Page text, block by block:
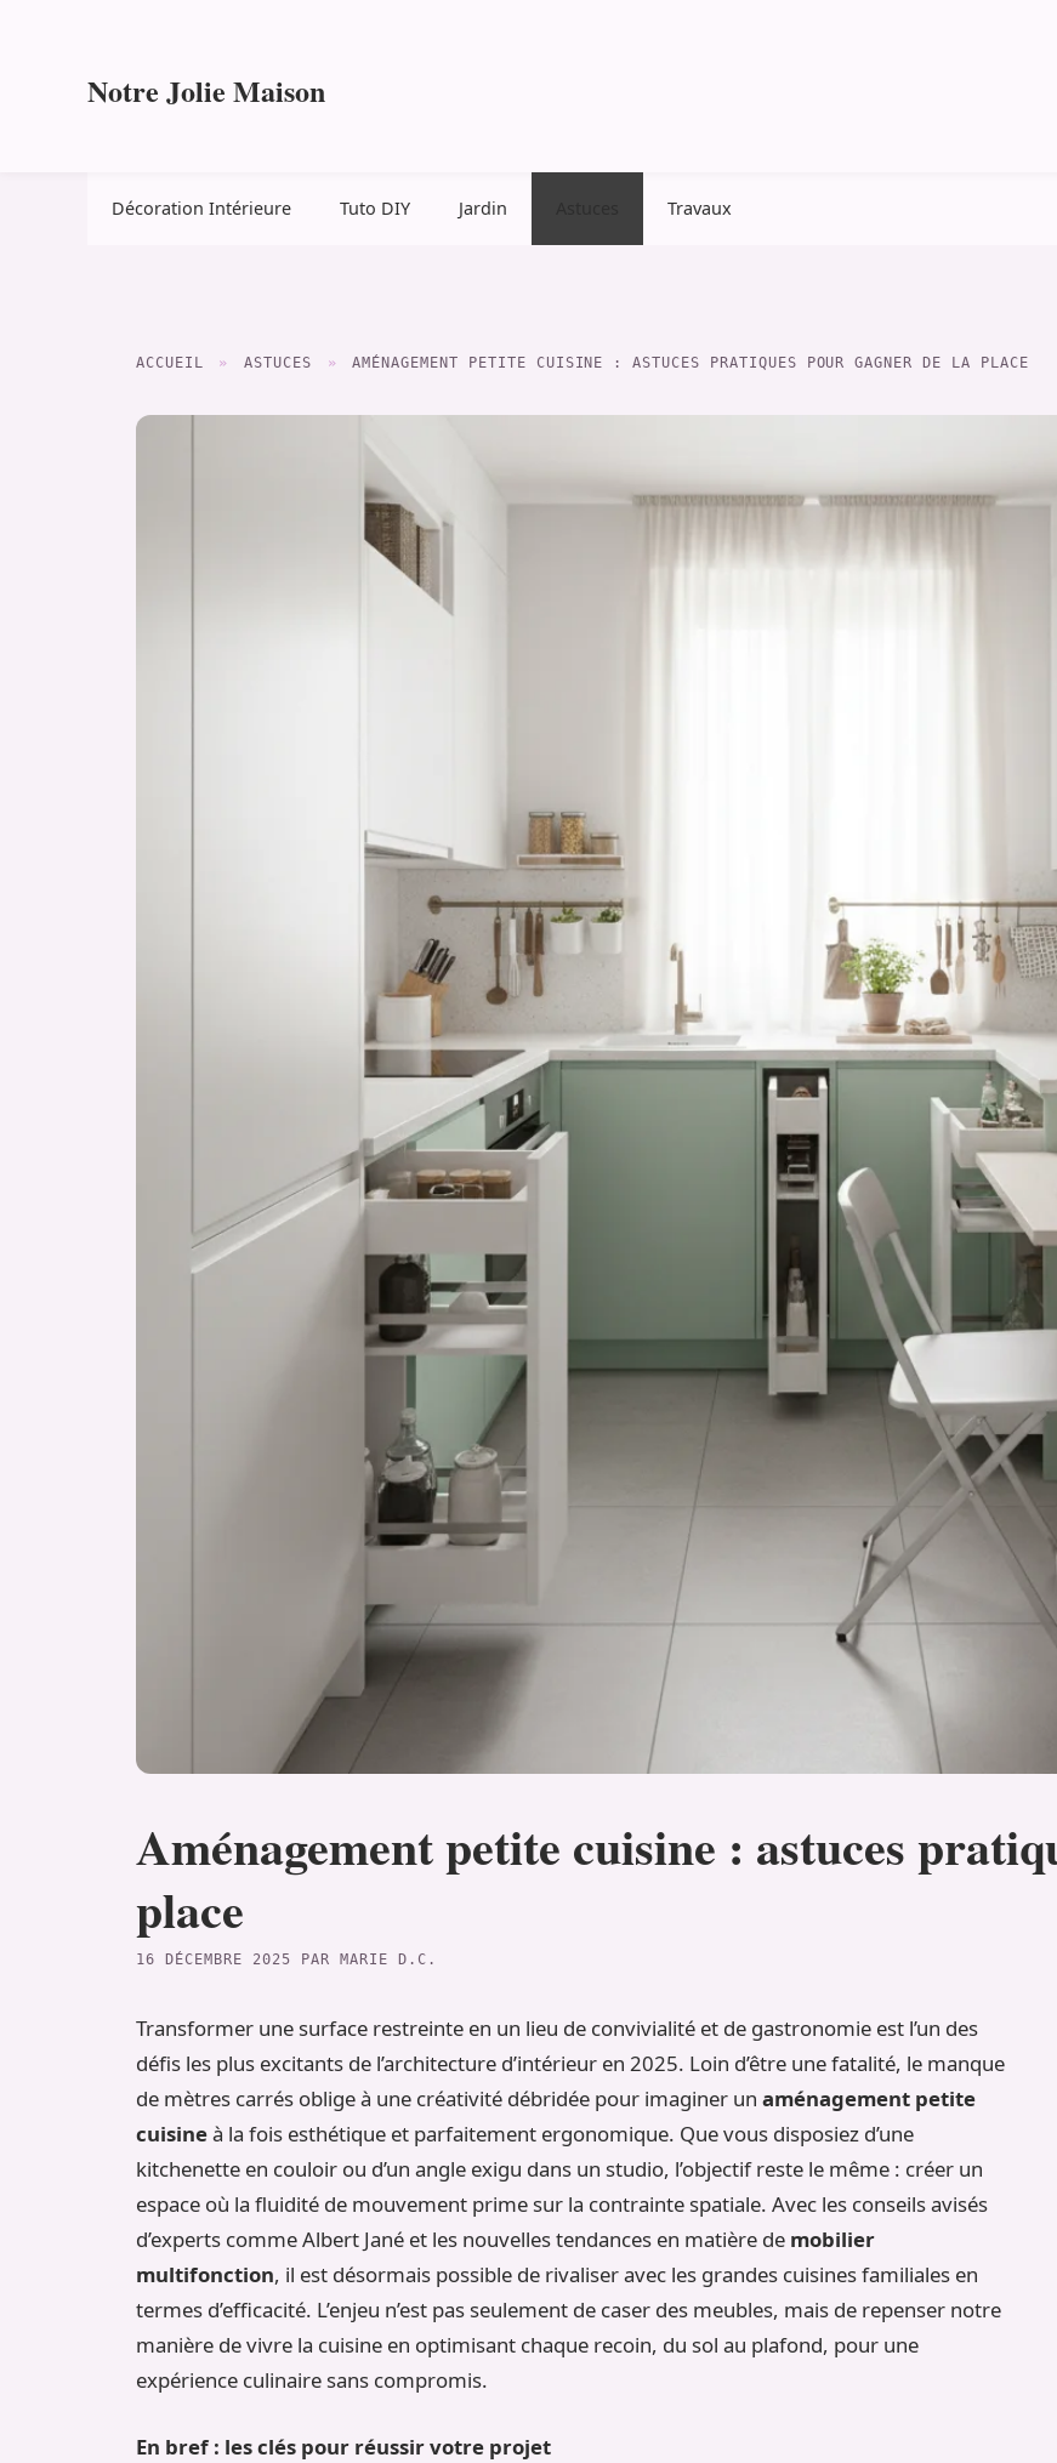
Notre Jolie Maison
Décoration Intérieure Tuto DIY Jardin Travaux
ACCUEIL » ASTUCES » AMÉNAGEMENT PETITE CUISINE : ASTUCES PRATIQUES POUR GAGNER DE LA PLACE
Aménagement petite cuisine : astuces
place
16 DÉCEMBRE 2025 PAR MARIE D.C.
Transformer une surface restreinte en un lieu de convivialité et de gastronomie est l’un des
défis les plus excitants de l’architecture d’intérieur en 2025. Loin d’être une fatalité, le manque
de mètres carrés oblige à une créativité débridée pour imaginer un aménagement petite
cuisineà la fois esthétique et parfaitement ergonomique. Que vous disposiez d’une
kitchenette en couloir ou d’un angle exigu dans un studio, l’objectif reste le même : créer un
espace où la fluidité de mouvement prime sur la contrainte spatiale. Avec les conseils avisés
d’experts comme Albert Jané et les nouvelles tendances en matière de mobilier
multifonction, il est désormais possible de rivaliser avec les grandes cuisines familiales en
termes d’efficacité. L’enjeu n’est pas seulement de caser des meubles, mais de repenser notre
manière de vivre la cuisine en optimisant chaque recoin, du sol au plafond, pour une
expérience culinaire sans compromis.
En bref : les clés pour réussir votre projet